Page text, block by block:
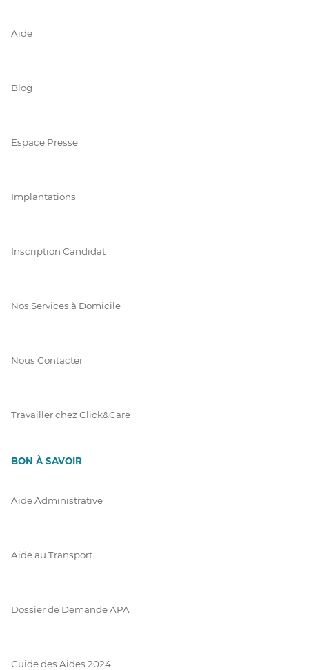
Aide
Blog
Espace Presse
Implantations
Inscription Candidat
Nos Services à Domicile
Nous Contacter
Travailler chez Click&Care
BON À SAVOIR
Aide Administrative
Aide au Transport
Dossier de Demande APA
Guide des Aides 2024